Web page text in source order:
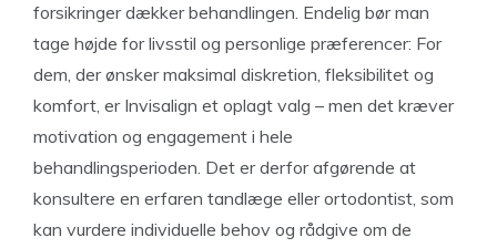
forsikringer dækker behandlingen. Endelig bør man
tage højde for livsstil og personlige præferencer: For
dem, der ønsker maksimal diskretion, fleksibilitet og
komfort, er Invisalign et oplagt valg – men det kræver
motivation og engagement i hele
behandlingsperioden. Det er derfor afgørende at
konsultere en erfaren tandlæge eller ortodontist, som
kan vurdere individuelle behov og rådgive om de